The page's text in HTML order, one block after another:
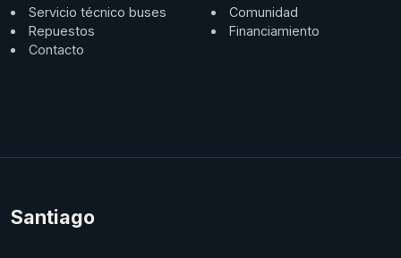
Servicio técnico buses
Repuestos
Contacto
Comunidad
Financiamiento
Santiago